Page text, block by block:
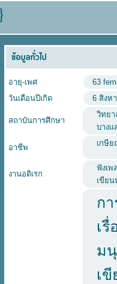
อายุ-เพศ
63
วันเดือนปีเกิด
6 สิงห
สถาบันการศึกษา
วิทยา
บางแ
อาชีพ เกษี
งานอดิเรก
ฟังเพ
เขีย
ก
เรื่
ม
เ